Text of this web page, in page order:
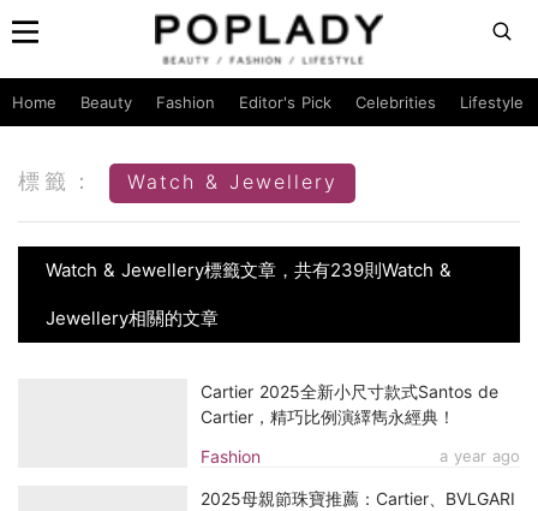
Home Beauty Fashion Editor's Pick Celebrities Lifestyle
標籤： Watch & Jewellery
Watch & Jewellery標籤文章，共有239則Watch &
Jewellery相關的文章
Fashion a year ago
Cartier 2025全新小尺寸款式Santos de
Cartier，精巧比例演繹雋永經典！
2025母親節珠寶推薦：Cartier、BVLGARI